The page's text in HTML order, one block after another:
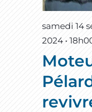
samedi 14
2024 •